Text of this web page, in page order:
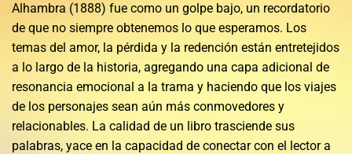
Alhambra (1888) fue como un golpe bajo, un recordatorio
de que no siempre obtenemos lo que esperamos. Los
temas del amor, la pérdida y la redención están entretejidos
a lo largo de la historia, agregando una capa adicional de
resonancia emocional a la trama y haciendo que los viajes
de los personajes sean aún más conmovedores y
relacionables. La calidad de un libro trasciende sus
palabras, yace en la capacidad de conectar con el lector a